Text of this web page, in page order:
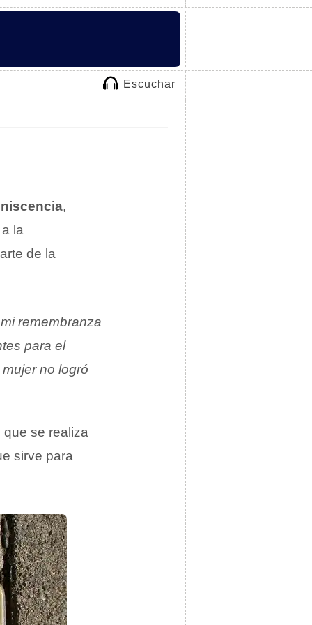
Escuchar
,
la
de la
remembranza
para el
no logró
que se realiza
sirve para